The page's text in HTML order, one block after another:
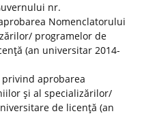
nr.
Nomenclatorului
programelor de
(an universitar 2014-
privind aprobarea
şi al specializărilor/
de licenţă (an